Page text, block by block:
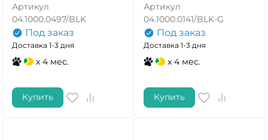
Артикул
04.1000.0497/BLK
Под заказ
Доставка 1-3 дня
x 4 мес.
Купить
Артикул
04.1000.0141/BLK-G
Под заказ
Доставка 1-3 дня
x 4 мес.
Купить